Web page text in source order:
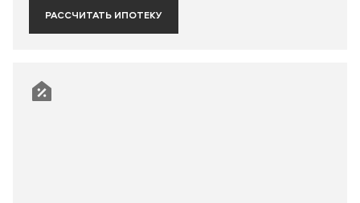
РАССЧИТАТЬ ИПОТЕКУ